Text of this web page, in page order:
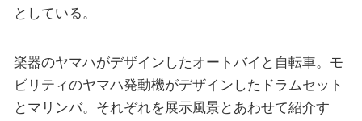
としている。
楽器のヤマハがデザインしたオートバイと自転車。モ
ビリティのヤマハ発動機がデザインしたドラムセット
とマリンバ。それぞれを展示風景とあわせて紹介す